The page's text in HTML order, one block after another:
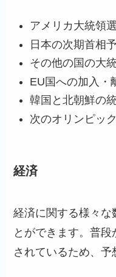
アメリカ大統領
日本の次期首相
その他の国の大
EU国への加入・
韓国と北朝鮮の
次のオリンピッ
経済
経済に関する様々な
とができます。普
されているため、予